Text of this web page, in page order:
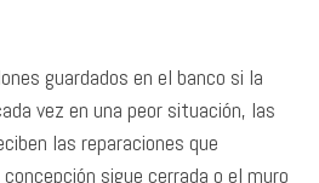
guardados en el banco si la
vez en una peor situación, las
las reparaciones que
sigue cerrada o el muro